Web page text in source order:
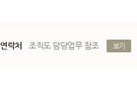
연락처 조직도 담당업무 참조 보기